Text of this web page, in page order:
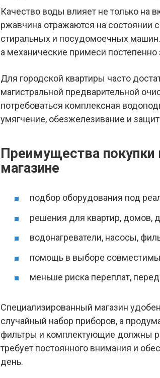
Качество воды влияет не только на
ржавчина отражаются на состоянии
стиральных и посудомоечных
а механические примеси постепенно
Для городской квартиры часто
магистральной предварительной
потребоваться комплексная
умягчение, обезжелезивание и
Преимущества покупки
магазине
подбор оборудования под
решения для квартир, домов,
водонагреватели, насосы,
помощь в выборе
меньше риска переплат,
Специализированный магазин
случайный набор приборов, а
фильтры и комплектующие должны
требует постоянного внимания и
день.